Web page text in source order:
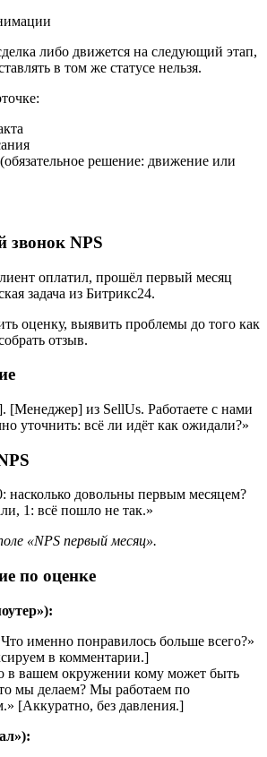
либо движется на следующий этап,
в том же статусе нельзя.
решение: движение или
звонок NPS
оплатил, прошёл первый месяц
задача из Битрикс24.
оценку, выявить проблемы до того как
отзыв.
из SellUs. Работаете с нами
уточнить: всё ли идёт как ожидали?»
насколько довольны первым месяцем?
1: всё пошло не так.»
«NPS первый месяц».
по оценке
именно понравилось больше всего?»
в комментарии.]
в вашем окружении кому может быть
мы делаем? Мы работаем по
[Аккуратно, без давления.]